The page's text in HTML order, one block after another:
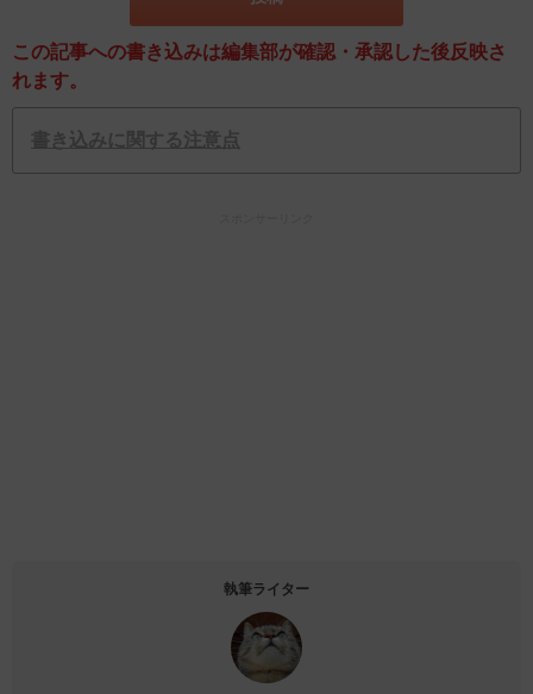
この記事への書き込みは編集部が確認・承認した後反映さ
れます。
書き込みに関する注意点
執筆ライター